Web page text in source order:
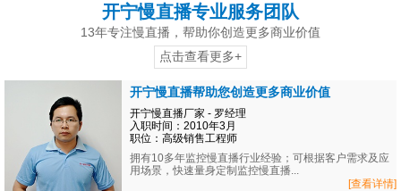
开宁慢直播专业服务团队
13年专注慢直播，帮助你创造更多商业价值
点击查看更多+
开宁慢直播帮助您创造更多商业价值
开宁慢直播厂家 - 罗经理
入职时间：2010年3月
职位：高级销售工程师
拥有10多年监控慢直播行业经验；可根据客户需求及应
用场景，快速量身定制监控慢直播...
[查看详情]